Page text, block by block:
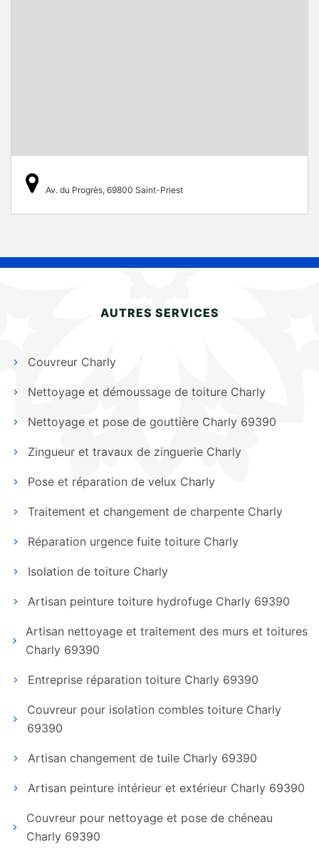
Av. du Progrès, 69800 Saint-Priest
AUTRES SERVICES
Couvreur Charly
Nettoyage et démoussage de toiture Charly
Nettoyage et pose de gouttière Charly 69390
Zingueur et travaux de zinguerie Charly
Pose et réparation de velux Charly
Traitement et changement de charpente Charly
Réparation urgence fuite toiture Charly
Isolation de toiture Charly
Artisan peinture toiture hydrofuge Charly 69390
Artisan nettoyage et traitement des murs et toitures
Charly 69390
Entreprise réparation toiture Charly 69390
Couvreur pour isolation combles toiture Charly
69390
Artisan changement de tuile Charly 69390
Artisan peinture intérieur et extérieur Charly 69390
Couvreur pour nettoyage et pose de chéneau
Charly 69390